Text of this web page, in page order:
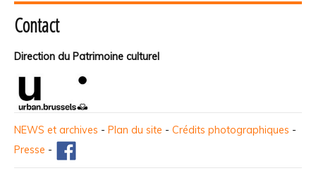
Contact
Direction du Patrimoine culturel
NEWS et archives - Plan du site - Crédits photographiques -
Presse -